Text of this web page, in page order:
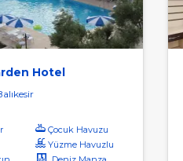
Hotel
Çocuk Havuzu
Yüzme Havuzlu